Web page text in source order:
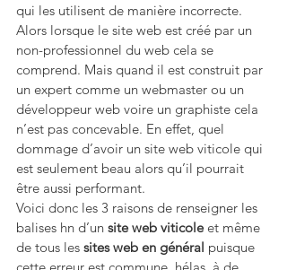
qui les utilisent de manière incorrecte.
Alors lorsque le site web est créé par un
non-professionnel du web cela se
comprend. Mais quand il est construit par
un expert comme un webmaster ou un
développeur web voire un graphiste cela
n’est pas concevable. En effet, quel
dommage d’avoir un site web viticole qui
est seulement beau alors qu’il pourrait
être aussi performant.
Voici donc les 3 raisons de renseigner les
balises hn d’un site web viticole et même
de tous les sites web en général puisque